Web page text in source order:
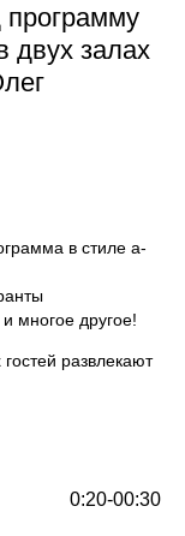
программу
двух залах
в стиле а-
многое другое!
развлекают
0:20-00:30